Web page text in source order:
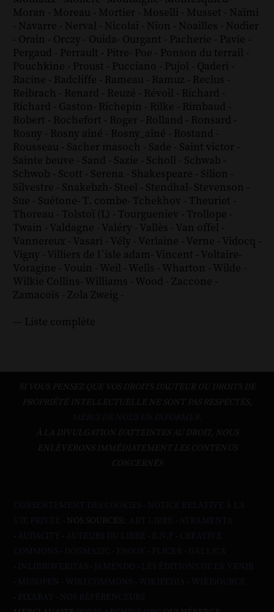
Moran - Moreau - Mortier - Moselli - Musset - Naïmi
- Navarre - Nerval - Nicolaï - Nion - Noailles - Nodier
- Orain - Orczy - Ouida- Ourgant - Pacherie - Pavie -
Pergaud - Perrault - Pitre- Poe - Ponson du terrail -
Pouchkine - Proust - Pucciano - Pujol - Qaderi -
Racine - Radcliffe - Rameau - Ramuz - Reclus -
Reibrach - Renard - Reuzé - Révoil - Richard -
Richard - Gaston- Richepin - Rilke - Rimbaud -
Robert - Rochefort - Roger - Rolland - Ronsard -
Rosny - Rosny aîné - Rosny_aîné - Rostand -
Rousseau - Sacher masoch - Sade - Saint victor -
Sainte beuve - Sand - Sazie - Scholl - Schwab -
Schwob - Scott - Serena - Shakespeare - Silion -
Silvestre - Snakebzh- Steel - Stendhal- Stevenson -
Sue - Suétone- T. combe- Tchekhov - Theuriet -
Thoreau - Tolstoï (L) - Tourgueniev - Trollope -
Twain - Valdagne - Valéry - Vallès - Van offel -
Vannereux - Vasari - Vély - Verlaine - Verne - Vidocq -
Vigny - Villiers de l´isle adam- Vincent - Voltaire-
Voragine - Vouin - Weil - Wells - Wharton - Wilde -
Wilkie Collins- Williams - Wood - Zaccone -
Zamacoïs - Zola Zweig -
--- Liste complète